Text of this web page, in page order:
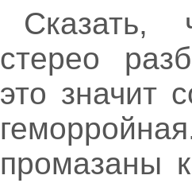
Сказать,
стерео
это значит
промазаны